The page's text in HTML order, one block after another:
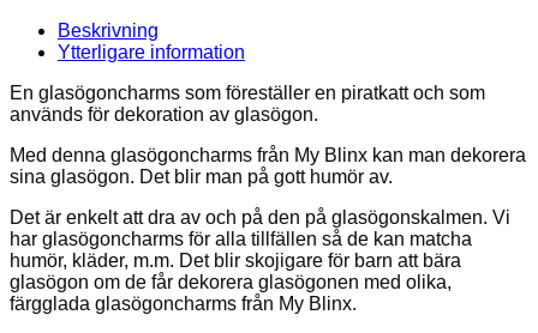
Beskrivning
Ytterligare information
En glasögoncharms som föreställer en piratkatt och som
används för dekoration av glasögon.
Med denna glasögoncharms från My Blinx kan man dekorera
sina glasögon. Det blir man på gott humör av.
Det är enkelt att dra av och på den på glasögonskalmen. Vi
har glasögoncharms för alla tillfällen så de kan matcha
humör, kläder, m.m. Det blir skojigare för barn att bära
glasögon om de får dekorera glasögonen med olika,
färgglada glasögoncharms från My Blinx.